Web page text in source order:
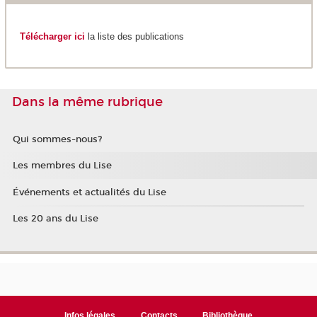
Télécharger ici la liste des publications
Dans la même rubrique
Qui sommes-nous?
Les membres du Lise
Événements et actualités du Lise
Les 20 ans du Lise